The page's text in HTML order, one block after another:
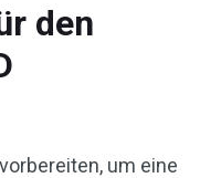
den
um eine